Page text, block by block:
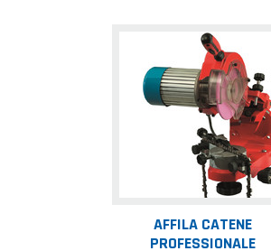
Affila
catene
professionale
AFFILA CATENE
PROFESSIONALE